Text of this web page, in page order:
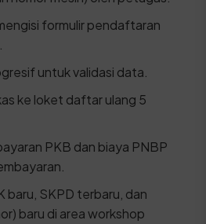
formulir pendaftaran
untuk validasi data.
ke loket daftar ulang 5
PKB dan biaya PNBP
baru, SKPD terbaru, dan
baru di area workshop